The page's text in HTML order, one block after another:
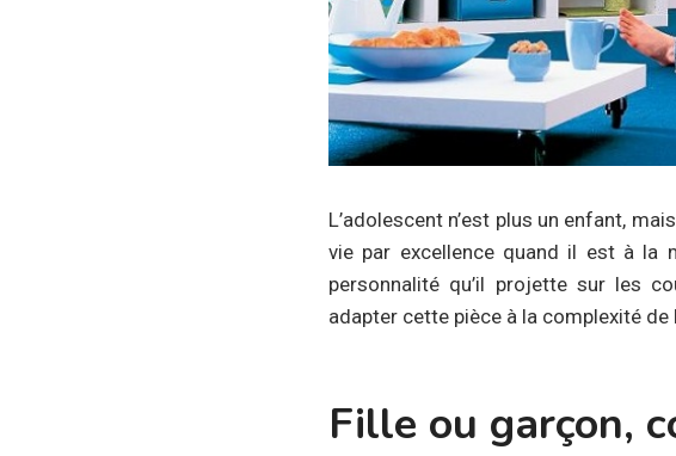
L’adolescent n’est plus un enfant,
vie par excellence quand il est à la
personnalité qu’il projette sur les
adapter cette pièce à la complexité de
Fille ou garçon,